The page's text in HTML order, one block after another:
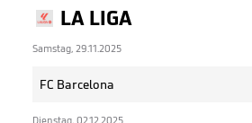
LA LIGA
Samstag, 29.11.2025
FC Barcelona
Dienstag, 02.12.2025